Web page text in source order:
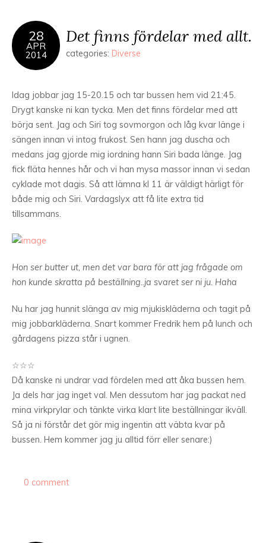
28
APR
2014
Det finns fördelar med allt.
categories: Diverse
Idag jobbar jag 15-20.15 och tar bussen hem vid 21:45.
Drygt kanske ni kan tycka. Men det finns fördelar med att
börja sent. Jag och Siri tog sovmorgon och låg kvar länge i
sängen innan vi intog frukost. Sen hann jag duscha och
medans jag gjorde mig iordning hann Siri bada länge. Jag
fick fläta hennes hår och vi han mysa massor innan vi sedan
cyklade mot dagis. Så att lämna kl 11 är väldigt härligt för
både mig och Siri. Vardagslyx att få lite extra tid
tillsammans.
Hon ser butter ut, men det var bara för att jag frågade om
hon kunde skratta på beställning..ja svaret ser ni ju. Haha
Nu har jag hunnit slänga av mig mjukiskläderna och tagit på
mig jobbarkläderna. Snart kommer Fredrik hem på lunch och
gårdagens pizza står i ugnen.
☆☆☆
Då kanske ni undrar vad fördelen med att åka bussen hem.
Ja dels har jag inget val. Men dessutom har jag packat ned
mina virkprylar och tänkte virka klart lite beställningar ikväll.
Så ja ni förstår det gör mig ingentin att väbta kvar på
bussen. Hem kommer jag ju alltid förr eller senare:)
0 comment